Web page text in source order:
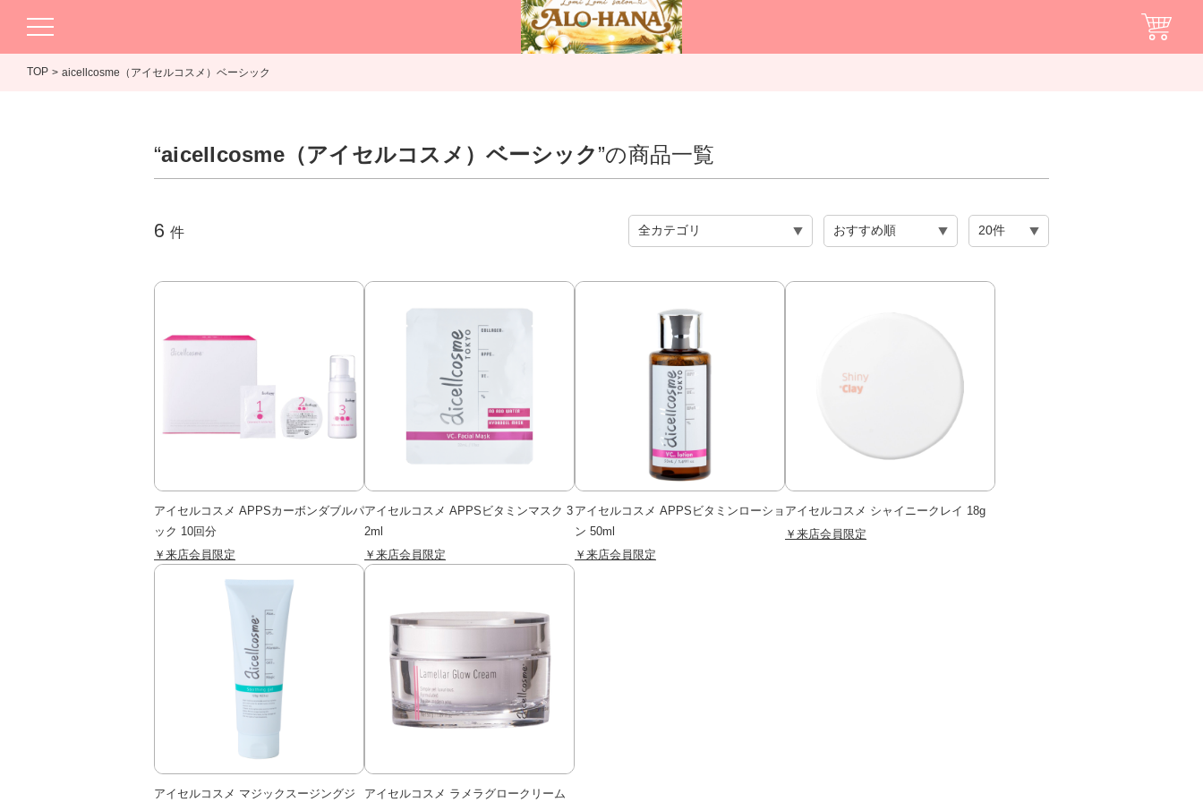
TOP aicellcosme（アイセルコスメ）ベーシック
“aicellcosme（アイセルコスメ）ベーシック”の商品一覧
6 件
アイセルコスメ APPSカーボンダブルパ
ック 10回分
￥来店会員限定
アイセルコスメ APPSビタミンマスク 3
2ml
￥来店会員限定
アイセルコスメ APPSビタミンローショ
ン 50ml
￥来店会員限定
アイセルコスメ シャイニークレイ 18g
￥来店会員限定
アイセルコスメ マジックスージングジ アイセルコスメ ラメラグロークリーム